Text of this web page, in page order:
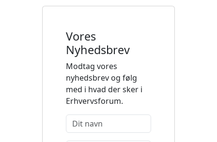
Vores
Nyhedsbrev
Modtag vores
nyhedsbrev og følg
med i hvad der sker i
Erhvervsforum.